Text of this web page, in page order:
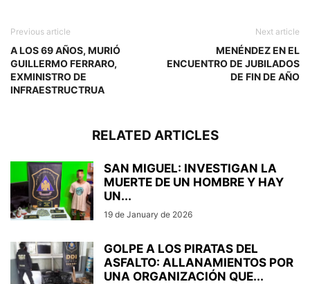
Previous article
A LOS 69 AÑOS, MURIÓ
GUILLERMO FERRARO,
EXMINISTRO DE
INFRAESTRUCTRUA
Next article
MENÉNDEZ EN EL
ENCUENTRO DE JUBILADOS
DE FIN DE AÑO
RELATED ARTICLES
SAN MIGUEL: INVESTIGAN LA
MUERTE DE UN HOMBRE Y HAY
UN...
19 de January de 2026
GOLPE A LOS PIRATAS DEL
ASFALTO: ALLANAMIENTOS POR
UNA ORGANIZACIÓN QUE...